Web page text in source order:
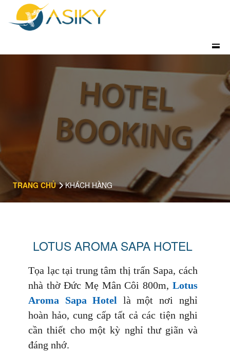
TRANG CHỦ KHÁCH HÀNG
LOTUS AROMA SAPA HOTEL
Tọa lạc tại trung tâm thị trấn Sapa, cách
nhà thờ Đức Mẹ Mân Côi 800m, Lotus
Aroma Sapa Hotel là một nơi nghỉ
hoàn hảo, cung cấp tất cả các tiện nghi
cần thiết cho một kỳ nghỉ thư giãn và
đáng nhớ.